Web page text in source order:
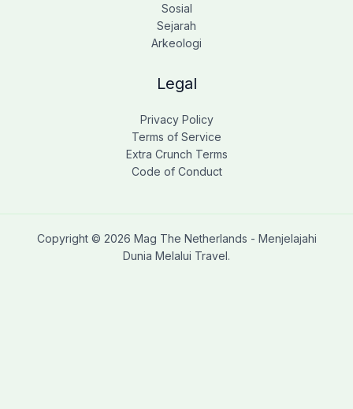
Sosial
Sejarah
Arkeologi
Legal
Privacy Policy
Terms of Service
Extra Crunch Terms
Code of Conduct
Copyright © 2026 Mag The Netherlands - Menjelajahi
Dunia Melalui Travel.